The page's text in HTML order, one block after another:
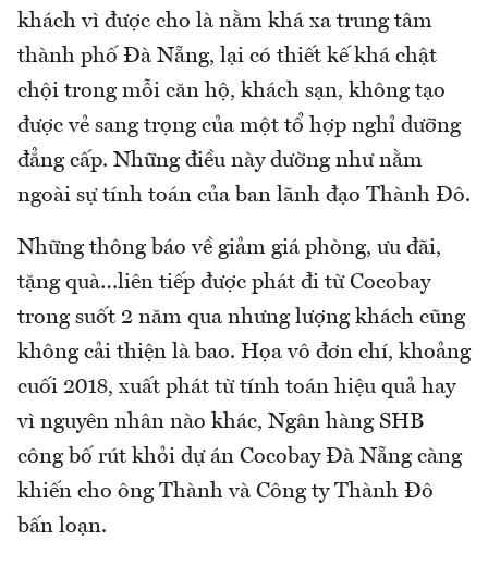
khách vì được cho là nằm khá xa trung tâm
thành phố Đà Nẵng, lại có thiết kế khá chật
chội trong mỗi căn hộ, khách sạn, không tạo
được vẻ sang trọng của một tổ hợp nghỉ dưỡng
đẳng cấp. Những điều này dường như nằm
ngoài sự tính toán của ban lãnh đạo Thành Đô.
Những thông báo về giảm giá phòng, ưu đãi,
tặng quà…liên tiếp được phát đi từ Cocobay
trong suốt 2 năm qua nhưng lượng khách cũng
không cải thiện là bao. Họa vô đơn chí, khoảng
cuối 2018, xuất phát từ tính toán hiệu quả hay
vì nguyên nhân nào khác, Ngân hàng SHB
công bố rút khỏi dự án Cocobay Đà Nẵng càng
khiến cho ông Thành và Công ty Thành Đô
bấn loạn.